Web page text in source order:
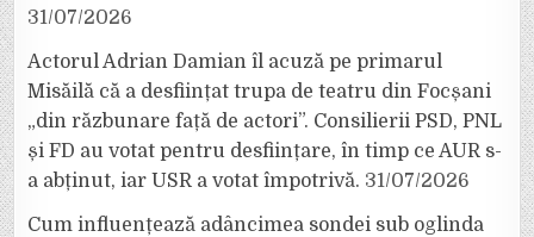
31/07/2026
Actorul Adrian Damian îl acuză pe primarul
Misăilă că a desființat trupa de teatru din Focșani
„din răzbunare față de actori”. Consilierii PSD, PNL
și FD au votat pentru desființare, în timp ce AUR s-
a abținut, iar USR a votat împotrivă. 31/07/2026
Cum influențează adâncimea sondei sub oglinda